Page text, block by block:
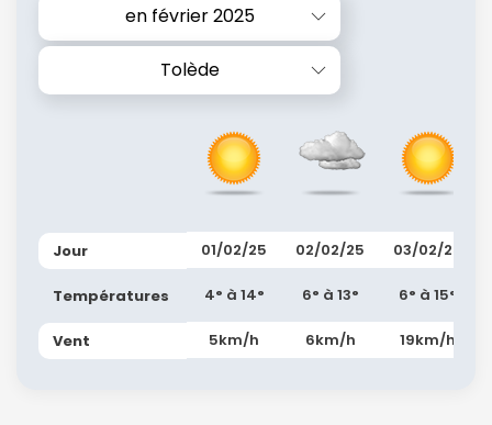
en février 2025
Tolède
Jour
Températures
Vent
01/02/25
4° à 14°
5km/h
02/02/25
6° à 13°
6km/h
03/02/25
6° à 15°
19km/h